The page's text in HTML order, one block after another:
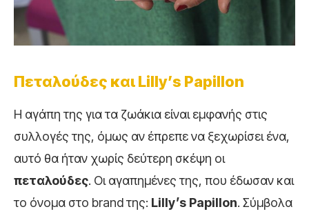
Πεταλούδες και Lilly’s Papillon
Η αγάπη της για τα ζωάκια είναι εμφανής στις
συλλογές της, όμως αν έπρεπε να ξεχωρίσει ένα,
αυτό θα ήταν χωρίς δεύτερη σκέψη οι
πεταλούδες. Οι αγαπημένες της, που έδωσαν και
το όνομα στο brand της: Lilly’s Papillon. Σύμβολα